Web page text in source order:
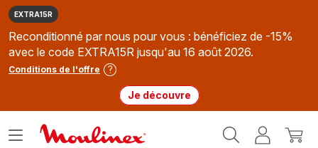
EXTRA15R
Reconditionné par nous pour vous : bénéficiez de -15%
avec le code EXTRA15R jusqu'au 16 août 2026.
Conditions de l'offre
Je découvre
MonMon
Ouvrir